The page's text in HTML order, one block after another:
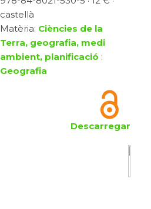
castellà
Matèria: Ciències de la
Terra, geografia, medi
ambient, planificació :
Geografia
Descarregar